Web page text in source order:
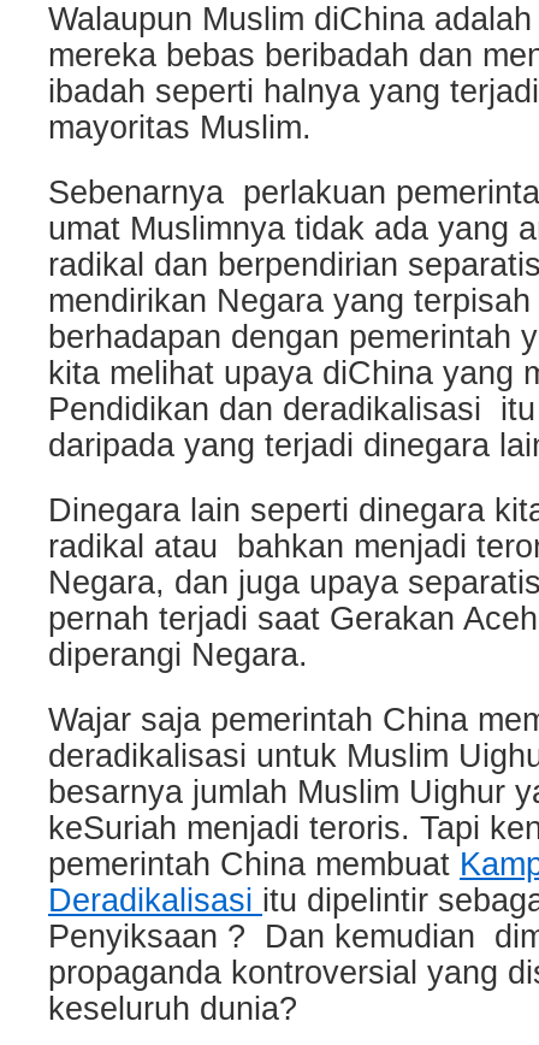
Walaupun Muslim diChina
mereka bebas beribadah dan
ibadah seperti halnya yang
mayoritas Muslim.
Sebenarnya perlakuan
umat Muslimnya tidak ada yang
radikal dan berpendirian
mendirikan Negara yang
berhadapan dengan pemerintah
kita melihat upaya diChina yang
Pendidikan dan deradikalisasi
daripada yang terjadi dinegara
Dinegara lain seperti dinegara
radikal atau bahkan menjadi
Negara, dan juga upaya
pernah terjadi saat Gerakan
diperangi Negara.
Wajar saja pemerintah China
deradikalisasi untuk Muslim
besarnya jumlah Muslim Uighur
keSuriah menjadi teroris. Tapi
pemerintah China membuat
Deradikalisasi itu dipelintir
Penyiksaan ? Dan kemudian
propaganda kontroversial yang
keseluruh dunia?